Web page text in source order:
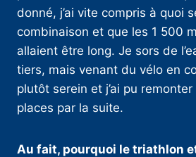
donné, j’ai vite compris à quoi
combinaison et que les 1 500
allaient être long. Je sors de
tiers, mais venant du vélo en
plutôt serein et j’ai pu
places par la suite.
Au fait, pourquoi le triathlon